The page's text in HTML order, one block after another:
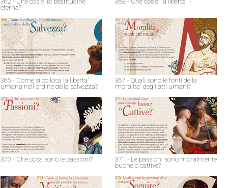
eterna?
366 - Come si colloca la liberta'
umana nell'ordine della salvezza?
367 - Quali sono le fonti della
moralita' degli atti umani?
370 - Che cosa sono le passioni?
371 - Le passioni sono moralmente
buone o cattive?